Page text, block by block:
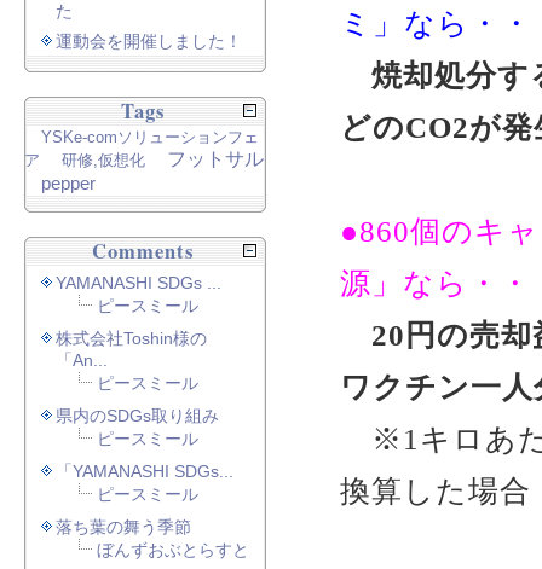
ミ」なら・・
焼却処分す
どのCO2が発
●860個のキ
源」なら・・
20円の売
ワクチン一人
※1キロあた
換算した場
た
運動会を開催しました！
Tags
YSKe-comソリューションフェ
ア
研修,仮想化
フットサル
pepper
Comments
YAMANASHI SDGs ...
ピースミール
株式会社Toshin様の
「An...
ピースミール
県内のSDGs取り組み
ピースミール
「YAMANASHI SDGs...
ピースミール
落ち葉の舞う季節
ぼんずおぶとらすと